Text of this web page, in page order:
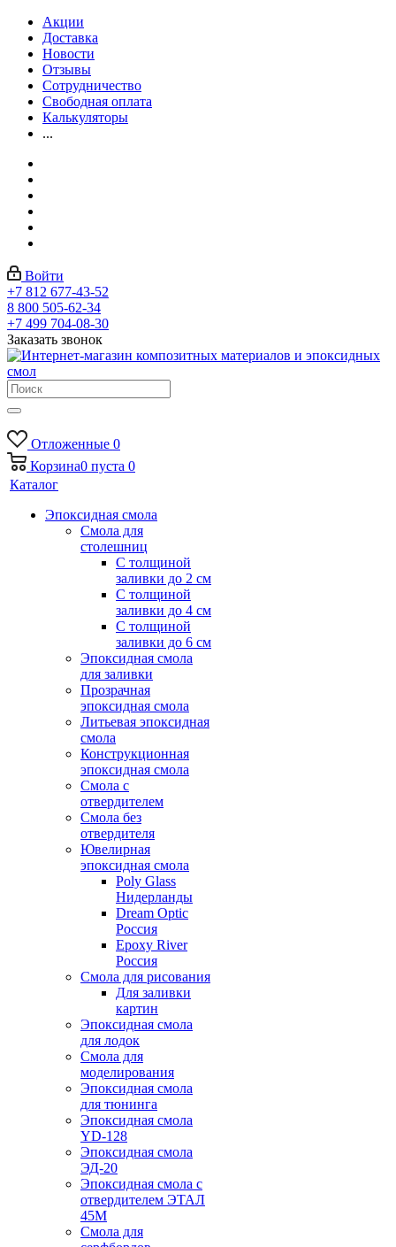
Акции
Доставка
Новости
Отзывы
Сотрудничество
Свободная оплата
Калькуляторы
...
Войти
+7 812 677-43-52
8 800 505-62-34
+7 499 704-08-30
Заказать звонок
Отложенные 0
Корзина0 пуста 0
Каталог
Эпоксидная смола
Смола для
столешниц
С толщиной
заливки до 2 см
С толщиной
заливки до 4 см
С толщиной
заливки до 6 см
Эпоксидная смола
для заливки
Прозрачная
эпоксидная смола
Литьевая эпоксидная
смола
Конструкционная
эпоксидная смола
Смола с
отвердителем
Смола без
отвердителя
Ювелирная
эпоксидная смола
Poly Glass
Нидерланды
Dream Optic
Россия
Epoxy River
Россия
Смола для рисования
Для заливки
картин
Эпоксидная смола
для лодок
Смола для
моделирования
Эпоксидная смола
для тюнинга
Эпоксидная смола
YD-128
Эпоксидная смола
ЭД-20
Эпоксидная смола с
отвердителем ЭТАЛ
45М
Смола для